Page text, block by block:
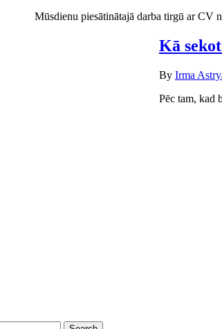
Mūsdienu piesātinātajā darba tirgū ar CV
Kā
By Irma
Pēc tam, kad